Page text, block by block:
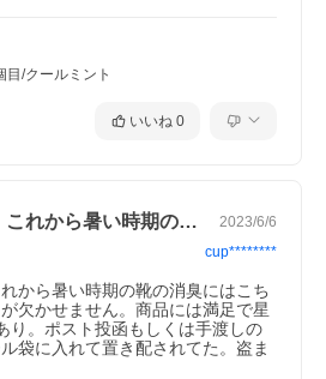
目/クールミント
いいね 0
リピート購入です。これから暑い時期の靴… 2023/6/6
cup********
から暑い時期の靴の消臭にはこち
欠かせません。商品には満足で星
り。ポスト投函もしくは手渡しの
袋に入れて置き配されてた。盗ま